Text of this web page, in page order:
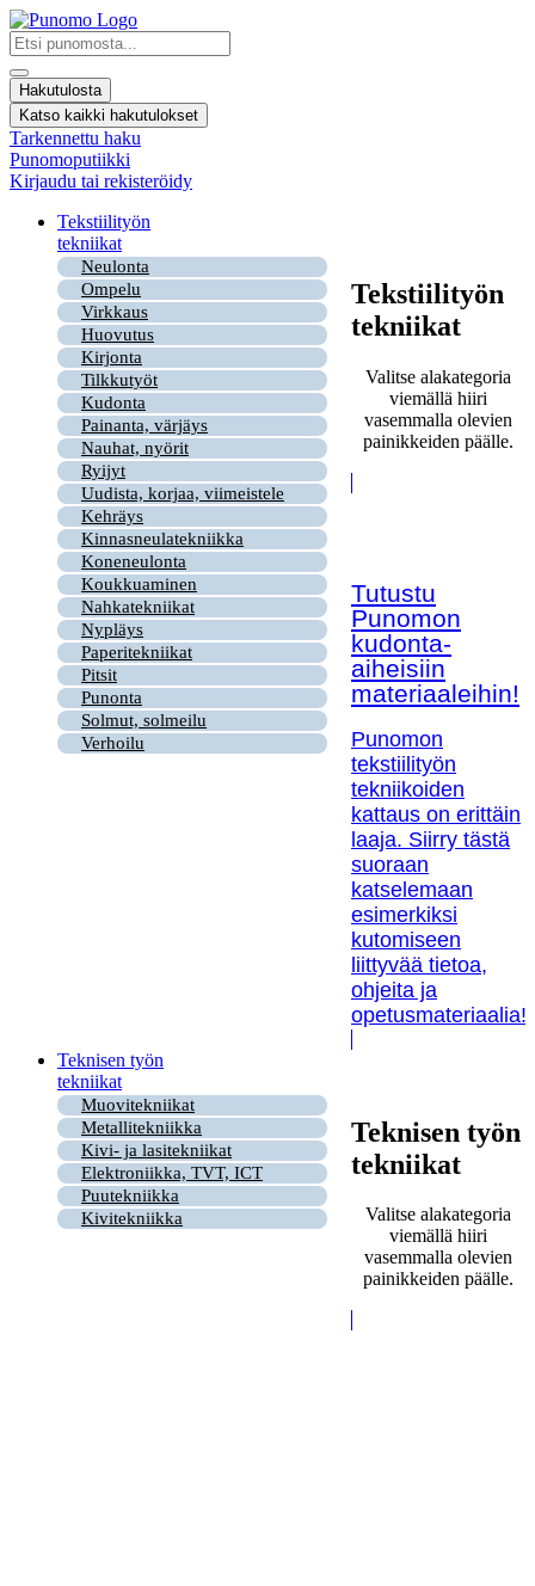
Mene
sisältöön
Search
...
Hakutulosta
Katso kaikki hakutulokset
Tarkennettu haku
Punomoputiikki
Kirjaudu tai rekisteröidy
Tekstiilityön
tekniikat
Neulonta
Ompelu
Virkkaus
Huovutus
Kirjonta
Tilkkutyöt
Kudonta
Painanta, värjäys
Nauhat, nyörit
Ryijyt
Uudista, korjaa, viimeistele
Kehräys
Kinnasneulatekniikka
Koneneulonta
Koukkuaminen
Nahkatekniikat
Nypläys
Paperitekniikat
Pitsit
Punonta
Solmut, solmeilu
Verhoilu
Tekstiilityön
tekniikat
Valitse alakategoria
viemällä hiiri
vasemmalla olevien
painikkeiden päälle.
Tutustu
Punomon
kudonta-
aiheisiin
materiaaleihin!
Punomon
tekstiilityön
tekniikoiden
kattaus on erittäin
laaja. Siirry tästä
suoraan
katselemaan
esimerkiksi
kutomiseen
liittyvää tietoa,
ohjeita ja
opetusmateriaalia!
Teknisen työn
tekniikat
Muovitekniikat
Metallitekniikka
Kivi- ja lasitekniikat
Elektroniikka, TVT, ICT
Puutekniikka
Kivitekniikka
Teknisen työn
tekniikat
Valitse alakategoria
viemällä hiiri
vasemmalla olevien
painikkeiden päälle.